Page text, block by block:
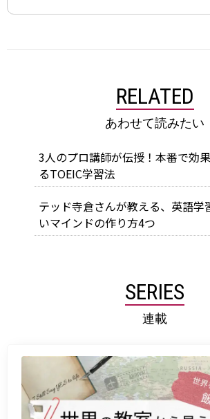
RELATED
あわせて読みたい
3人のプロ講師が伝授！本番で効
るTOEIC学習法
テッド寺倉さんが教える、英語学
いマインドの作り方4つ
SERIES
連載